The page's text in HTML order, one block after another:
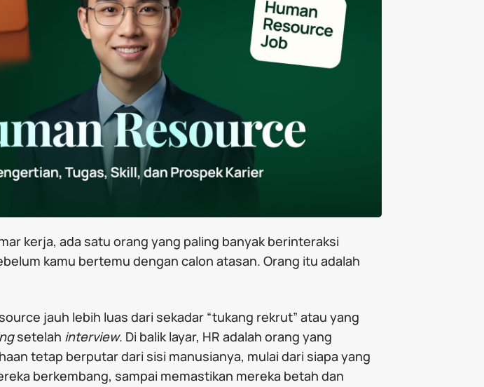
kerja, ada satu orang yang paling banyak berinteraksi
kamu bertemu dengan calon atasan. Orang itu adalah
jauh lebih luas dari sekadar “tukang rekrut” atau yang
setelah interview. Di balik layar, HR adalah orang yang
tetap berputar dari sisi manusianya, mulai dari siapa yang
berkembang, sampai memastikan mereka betah dan